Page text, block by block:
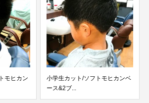
小学生カット/ソフトモヒカンベ
メンズスタイル/